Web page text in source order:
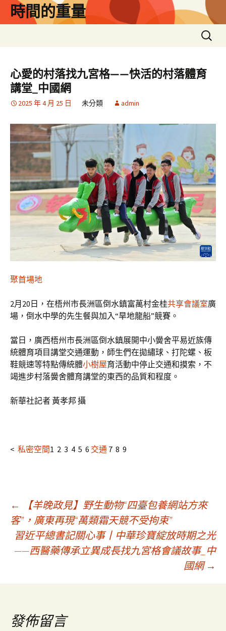
時間的重量
搜
尋
鍵
字:
心愛的村落找九宮格——快活的村落體育
講堂_中國網
2025 年 4 月 25 日 未分類 admin
聚首場地
2月20日，在梧州市長洲區倒水鎮富萬村金桂共享會議室廣
場，倒水中學的先生餐與加入“旱地龍船”競賽。
當日，廣西梧州市長洲區倒水鎮展開中小黌舍平易近族傳
統體育項目講堂交通運動，師生們在拋繡球、打陀螺、板
鞋競速等特點傳統體小樹屋育活動中停止交通和摸索，不
竭進步村落黌舍體育講堂的東西的品質和程度。
新華社記者 黃孝邦 攝
< 私密空間1 2 3 4 5 6 交通 7 8 9
文
章
導
覽
←
【羊晚政見】野生動物“四臺包養網站方來
客”，廣東再現“萬類霜天競不受拘束”
習近平總書記關心事丨中華珍寶綻放時期之光
——西醫藥傳承立異成長找九宮格會議故事_中
國網 →
發佈留言